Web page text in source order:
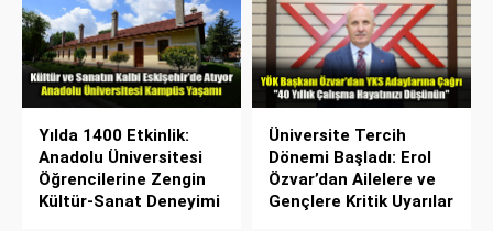
Yılda 1400 Etkinlik:
Anadolu Üniversitesi
Öğrencilerine Zengin
Kültür-Sanat Deneyimi
Üniversite Tercih
Dönemi Başladı: Erol
Özvar’dan Ailelere ve
Gençlere Kritik Uyarılar